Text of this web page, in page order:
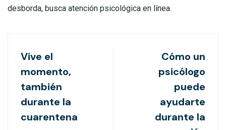
desborda, busca atención psicológica en línea.
Vive el
momento,
también
durante la
cuarentena
Cómo un
psicólogo
puede
ayudarte
durante la